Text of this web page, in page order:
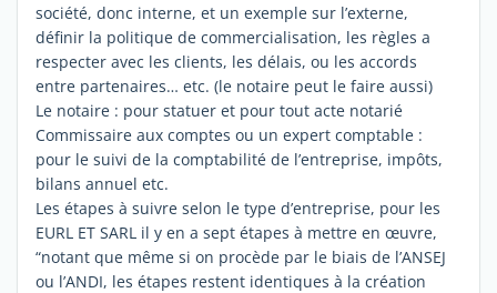
société, donc interne, et un exemple sur l’externe,
définir la politique de commercialisation, les règles a
respecter avec les clients, les délais, ou les accords
entre partenaires… etc. (le notaire peut le faire aussi)
Le notaire : pour statuer et pour tout acte notarié
Commissaire aux comptes ou un expert comptable :
pour le suivi de la comptabilité de l’entreprise, impôts,
bilans annuel etc.
Les étapes à suivre selon le type d’entreprise, pour les
EURL ET SARL il y en a sept étapes à mettre en œuvre,
“notant que même si on procède par le biais de l’ANSEJ
ou l’ANDI, les étapes restent identiques à la création